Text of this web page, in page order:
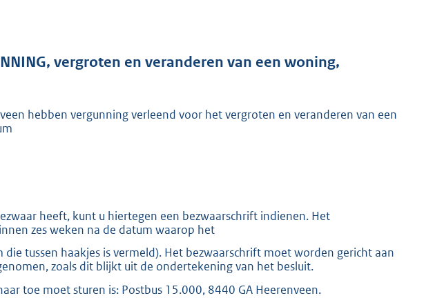
d
r
e
:
7
3
vergroten en veranderen van een woning,
hebben vergunning verleend voor het vergroten en veranderen van een
heeft, kunt u hiertegen een bezwaarschrift indienen. Het
zes weken na de datum waarop het
tussen haakjes is vermeld). Het bezwaarschrift moet worden gericht aan
zoals dit blijkt uit de ondertekening van het besluit.
toe moet sturen is: Postbus 15.000, 8440 GA Heerenveen.